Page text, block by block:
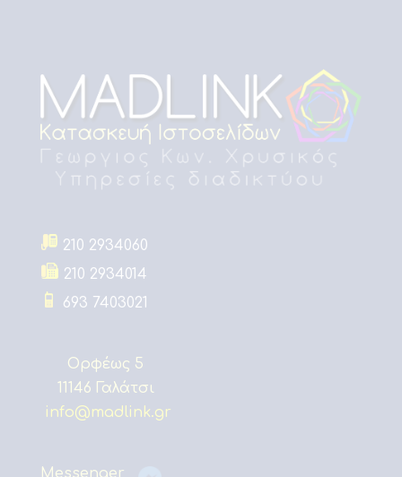
210 2934060
210 2934014
693 7403021
Ορφέως 5
11146 Γαλάτσι
info@madlink.gr
Messenger